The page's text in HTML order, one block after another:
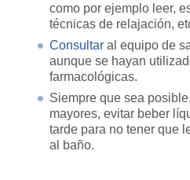
como por ejemplo leer,
técnicas de relajación,
Consultar al equipo de
aunque se hayan
farmacológicas.
Siempre que sea
mayores, evitar beber
tarde para no tener que
al baño.